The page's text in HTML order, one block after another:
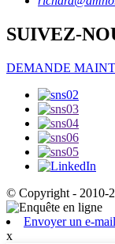
SUIVEZ-
DEMANDE
© Copyright - 2010-
Envoyer un e-mail
x